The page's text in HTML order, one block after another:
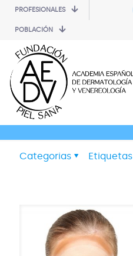
PROFESIONALES
POBLACIÓN
Categorias Etiquetas